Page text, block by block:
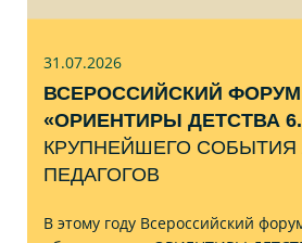
31.07.2026
ВСЕРОССИЙСКИЙ ФОРУМ
«ОРИЕНТИРЫ ДЕТСТВА
КРУПНЕЙШЕГО СОБЫТИЯ
ПЕДАГОГОВ
В этому году Всероссийский